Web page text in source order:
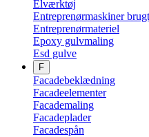
Elværktøj
Entreprenørmaskiner
Entreprenørmateriel
Epoxy gulvmaling
Esd gulve
F
Facadebeklædning
Facadeelementer
Facademaling
Facadeplader
Facadespån